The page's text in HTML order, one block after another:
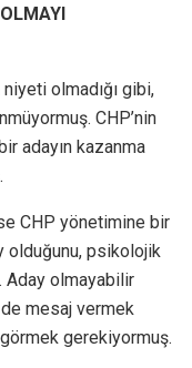
olmadığı gibi,
CHP’nin
adayın kazanma
CHP yönetimine bir
olduğunu, psikolojik
Aday olmayabilir
de mesaj vermek
görmek gerekiyormuş.